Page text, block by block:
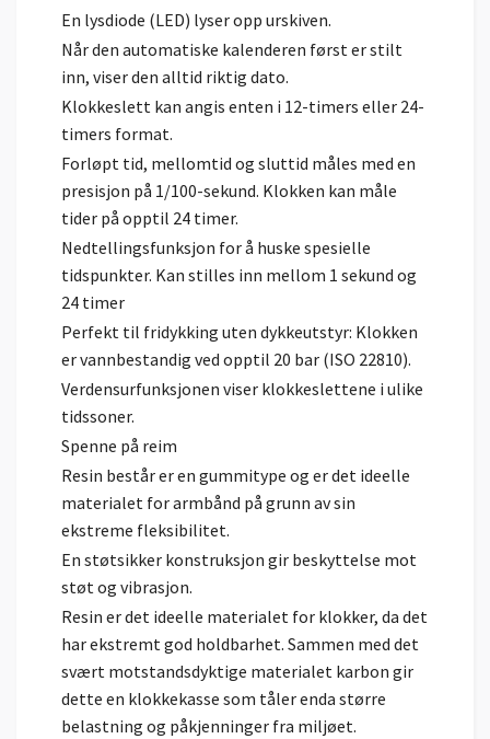
En lysdiode (LED) lyser opp urskiven.
Når den automatiske kalenderen først er stilt
inn, viser den alltid riktig dato.
Klokkeslett kan angis enten i 12-timers eller 24-
timers format.
Forløpt tid, mellomtid og sluttid måles med en
presisjon på 1/100-sekund. Klokken kan måle
tider på opptil 24 timer.
Nedtellingsfunksjon for å huske spesielle
tidspunkter. Kan stilles inn mellom 1 sekund og
24 timer
Perfekt til fridykking uten dykkeutstyr: Klokken
er vannbestandig ved opptil 20 bar (ISO 22810).
Verdensurfunksjonen viser klokkeslettene i ulike
tidssoner.
Spenne på reim
Resin består er en gummitype og er det ideelle
materialet for armbånd på grunn av sin
ekstreme fleksibilitet.
En støtsikker konstruksjon gir beskyttelse mot
støt og vibrasjon.
Resin er det ideelle materialet for klokker, da det
har ekstremt god holdbarhet. Sammen med det
svært motstandsdyktige materialet karbon gir
dette en klokkekasse som tåler enda større
belastning og påkjenninger fra miljøet.